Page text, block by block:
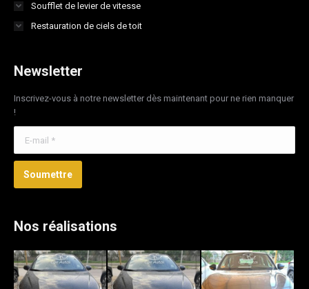
Soufflet de levier de vitesse
Restauration de ciels de toit
Newsletter
Inscrivez-vous à notre newsletter dès maintenant pour ne rien manquer
!
Soumettre
Nos réalisations